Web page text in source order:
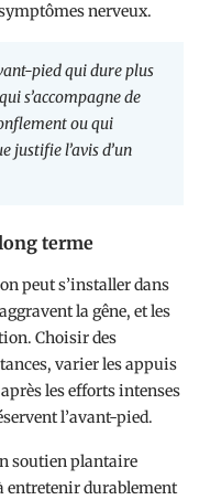
nerveux.
pied qui dure plus
s’accompagne de
ou qui
justifie l’avis d’un
terme
peut s’installer dans
la gêne, et les
Choisir des
varier les appuis
les efforts intenses
l’avant-pied.
soutien plantaire
entretenir durablement